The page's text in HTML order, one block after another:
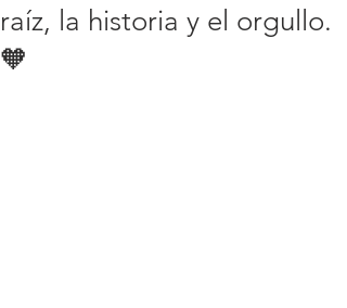
raíz, la historia y el orgullo.
🧡